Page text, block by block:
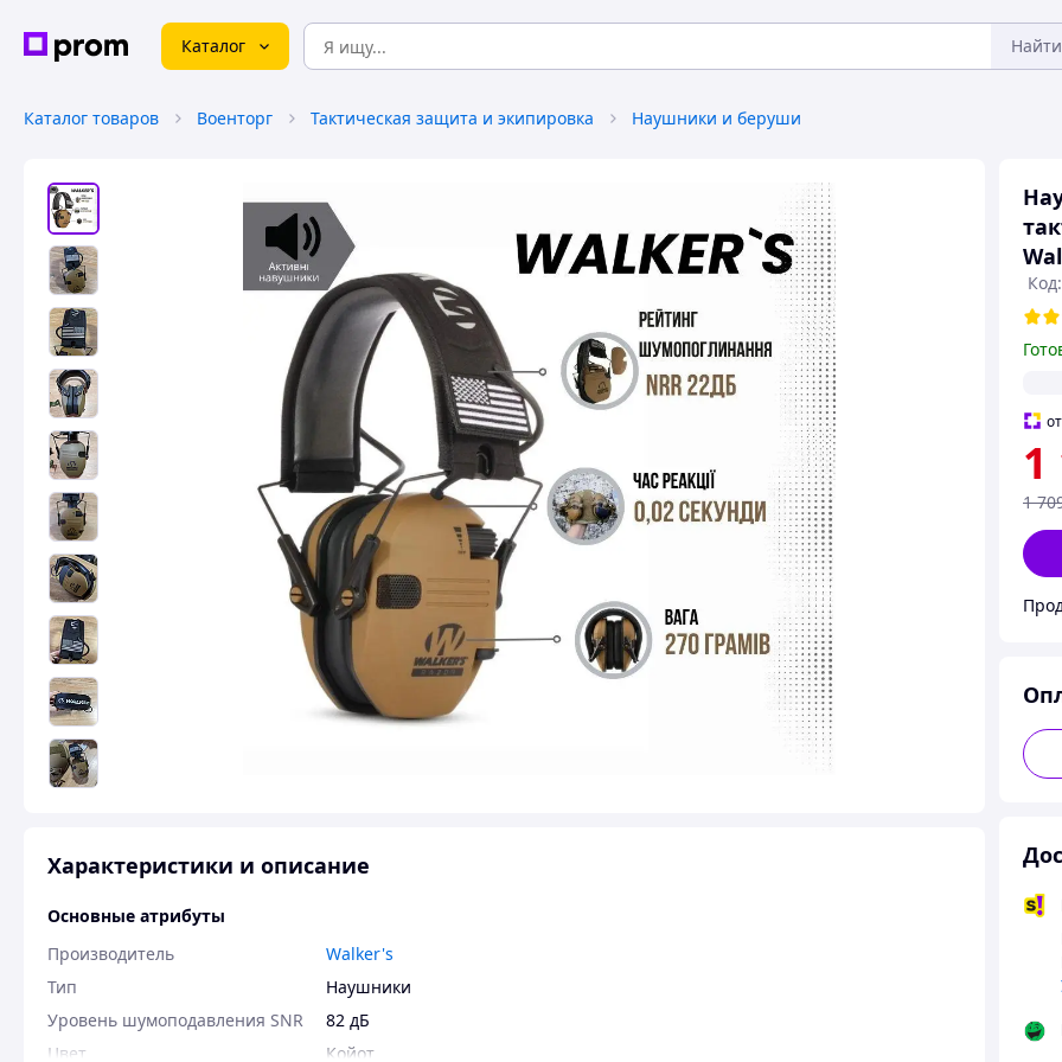
Каталог Найти
Каталог товаров Военторг Тактическая защита и экипировка Наушники и беруши
от
1
1
Характеристики и описание
Основные атрибуты
Производитель
Walker's
Тип
Наушники
Уровень шумоподавления SNR
82 дБ
Цвет
Койот